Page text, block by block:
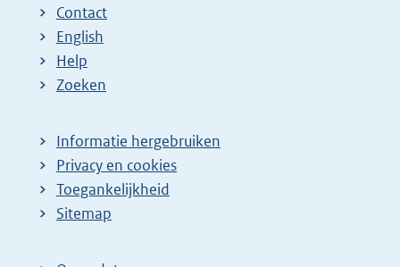
Contact
English
Help
Zoeken
Informatie hergebruiken
Privacy en cookies
Toegankelijkheid
Sitemap